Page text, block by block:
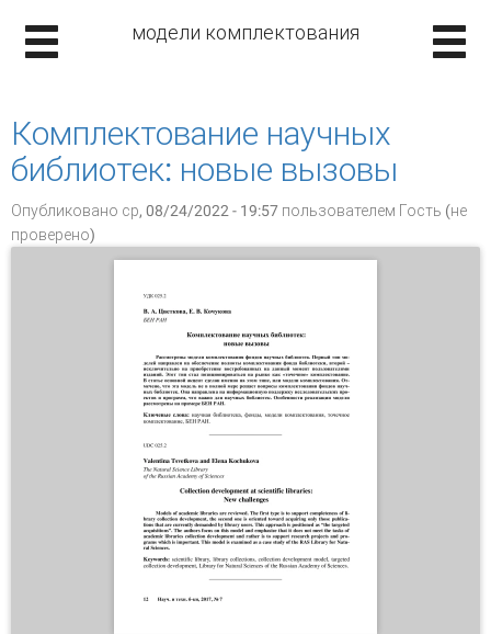
модели комплектования
Комплектование научных
библиотек: новые вызовы
Опубликовано ср, 08/24/2022 - 19:57 пользователем Гость (не
проверено)